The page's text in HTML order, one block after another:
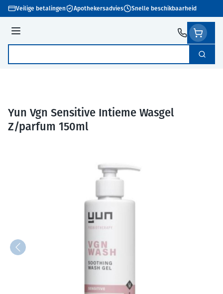
Ga naar de inhoud
Veilige betalingen Apothekersadvies Snelle beschikbaarheid
Menu
Zoek
Yun Vgn Sensitive Intieme Wasgel
Z/parfum 150ml